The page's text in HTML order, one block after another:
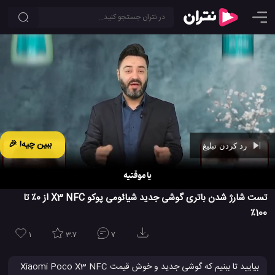
ببین چیه! 🎉
تست شارژ شدن باتری گوشی جدید شیائومی پوکو X3 NFC از 0٪ تا
100٪
1 3.7 7
بیایید تا ببنیم که گوشی جدید و خوش قیمت Xiaomi Poco X3 NFC